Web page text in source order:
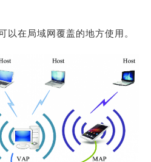
以在局域网覆盖的地方使用。